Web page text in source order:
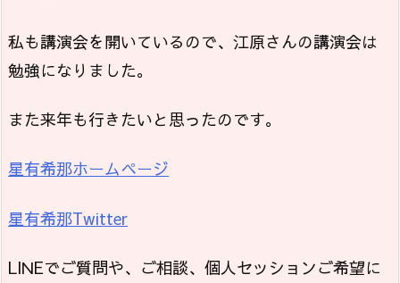
私も講演会を開いているので、江原さんの講演会は
勉強になりました。
また来年も行きたいと思ったのです。
星有希那ホームページ
星有希那Twitter
LINEでご質問や、ご相談、個人セッションご希望に